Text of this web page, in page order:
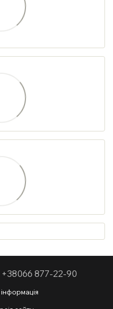
+38066 877-22-90